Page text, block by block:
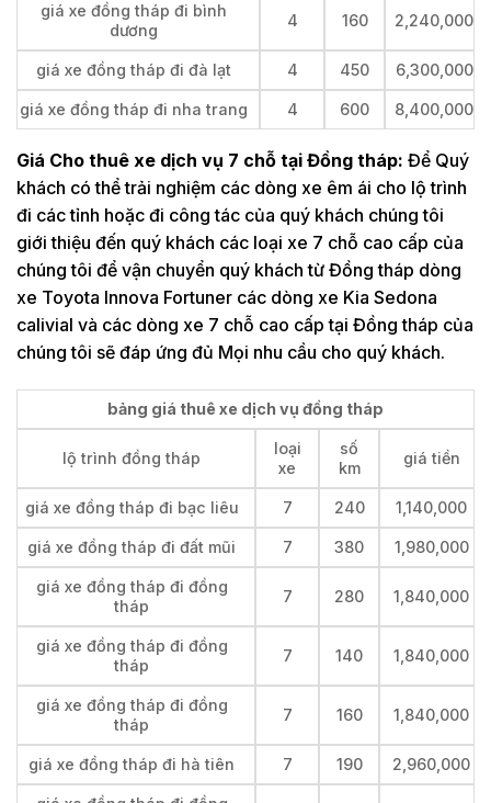
giá xe đồng tháp đi bình
dương
4 160 2,240,000
giá xe đồng tháp đi đà lạt 4 450 6,300,000
giá xe đồng tháp đi nha trang 4 600 8,400,000
Giá Cho thuê xe dịch vụ 7 chỗ tại Đồng tháp: Để Quý
khách có thể trải nghiệm các dòng xe êm ái cho lộ trình
đi các tỉnh hoặc đi công tác của quý khách chúng tôi
giới thiệu đến quý khách các loại xe 7 chỗ cao cấp của
chúng tôi để vận chuyển quý khách từ Đồng tháp dòng
xe Toyota Innova Fortuner các dòng xe Kia Sedona
calivial và các dòng xe 7 chỗ cao cấp tại Đồng tháp của
chúng tôi sẽ đáp ứng đủ Mọi nhu cầu cho quý khách.
bảng giá thuê xe dịch vụ đồng tháp
lộ trình đồng tháp
loại
xe
số
km
giá tiền
giá xe đồng tháp đi bạc liêu 7 240 1,140,000
giá xe đồng tháp đi đất mũi 7 380 1,980,000
giá xe đồng tháp đi đồng
tháp
7 280 1,840,000
giá xe đồng tháp đi đồng
tháp
7 140 1,840,000
giá xe đồng tháp đi đồng
tháp
7 160 1,840,000
giá xe đồng tháp đi hà tiên 7 190 2,960,000